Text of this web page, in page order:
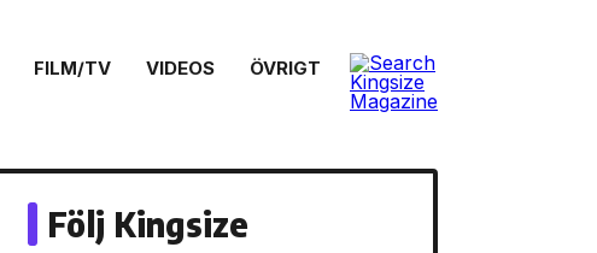
FILM/TV VIDEOS ÖVRIGT
Följ Kingsize